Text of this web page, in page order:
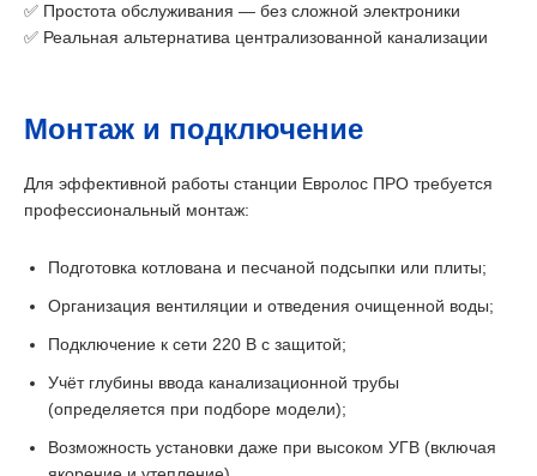
✅ Простота обслуживания — без сложной электроники
✅ Реальная альтернатива централизованной канализации
Монтаж и подключение
Для эффективной работы станции Евролос ПРО требуется
профессиональный монтаж:
Подготовка котлована и песчаной подсыпки или плиты;
Организация вентиляции и отведения очищенной воды;
Подключение к сети 220 В с защитой;
Учёт глубины ввода канализационной трубы
(определяется при подборе модели);
Возможность установки даже при высоком УГВ (включая